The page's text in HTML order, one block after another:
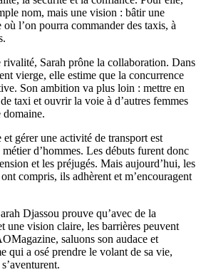
nom, mais une vision : bâtir une
l’on pourra commander des taxis, à
rivalité, Sarah prône la collaboration. Dans
vierge, elle estime que la concurrence
Son ambition va plus loin : mettre en
taxi et ouvrir la voie à d’autres femmes
domaine.
gérer une activité de transport est
d’hommes. Les débuts furent donc
et les préjugés. Mais aujourd’hui, les
compris, ils adhèrent et m’encouragent
Djassou prouve qu’avec de la
une vision claire, les barrières peuvent
saluons son audace et
qui a osé prendre le volant de sa vie,